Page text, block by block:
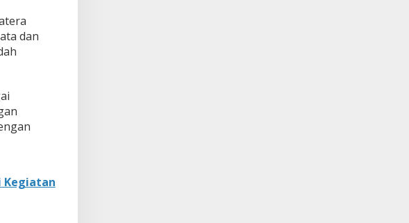
dan
Kegiatan